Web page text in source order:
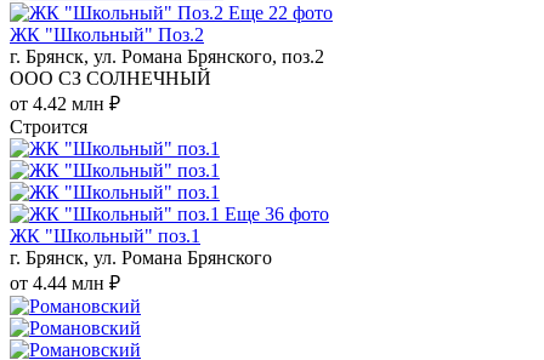
Еще 22 фото
ЖК "Школьный" Поз.2
г. Брянск, ул. Романа Брянского, поз.2
ООО СЗ СОЛНЕЧНЫЙ
от 4.42 млн ₽
Строится
Еще 36 фото
ЖК "Школьный" поз.1
г. Брянск, ул. Романа Брянского
от 4.44 млн ₽